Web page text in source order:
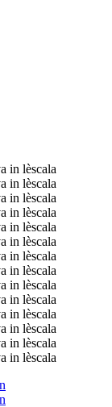
in lèscala
in lèscala
in lèscala
in lèscala
in lèscala
in lèscala
in lèscala
in lèscala
in lèscala
in lèscala
in lèscala
in lèscala
in lèscala
in lèscala